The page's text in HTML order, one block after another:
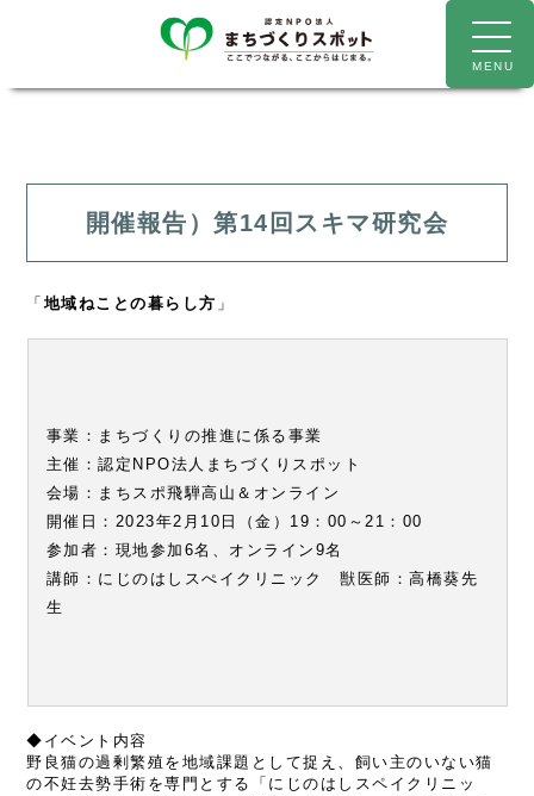
開催報告）第14回スキマ研究会
「 地域ねことの暮らし方 」
事業：まちづくりの推進に係る事業
主催：認定NPO法人まちづくりスポット
会場：まちスポ飛騨高山＆オンライン
開催日：2023年2月10日（金）19：00～21：00
参加者：現地参加6名、オンライン9名
講師：にじのはしスぺイクリニック 獣医師：高橋葵先
生
◆イベント内容
野良猫の過剰繁殖を地域課題として捉え、飼い主のいない猫
の不妊去勢手術を専門とする「にじのはしスペイクリニッ